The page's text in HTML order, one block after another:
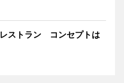
ストラン コンセプトは